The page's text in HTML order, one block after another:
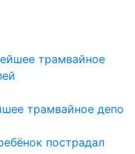
трамвайное депо